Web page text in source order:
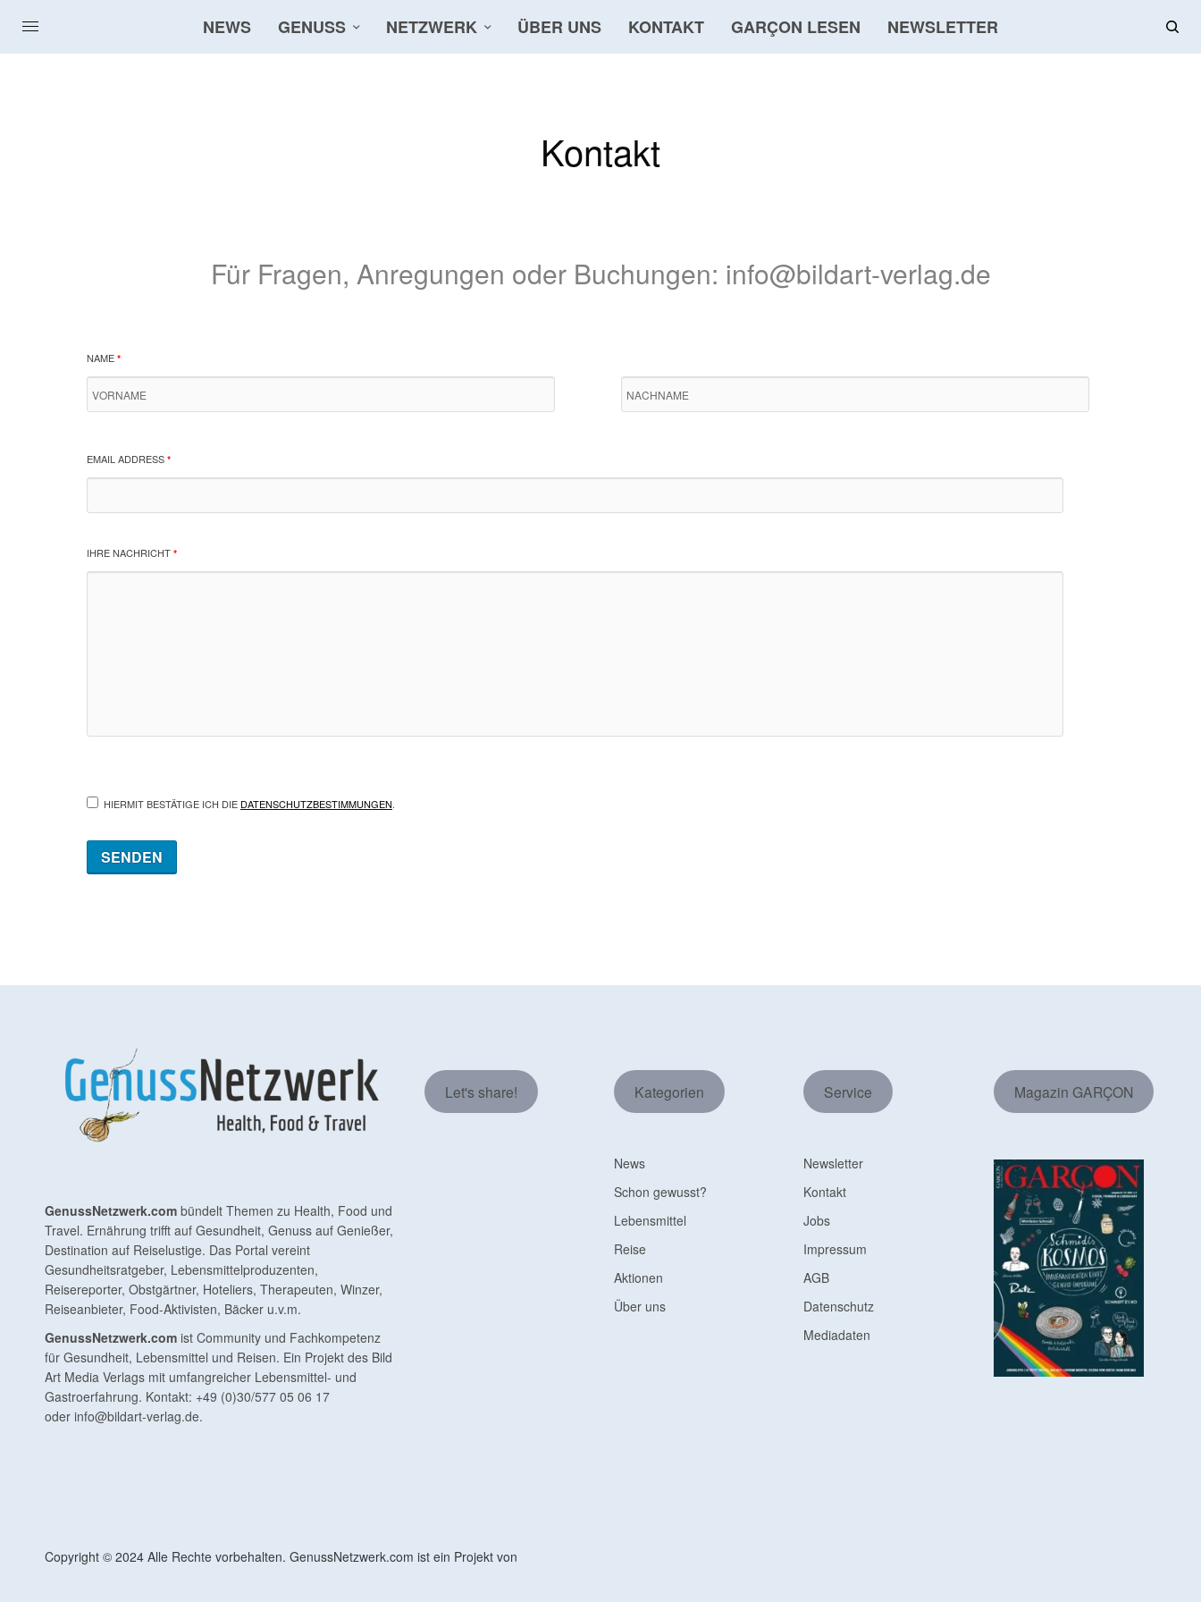
NEWS GENUSS NETZWERK ÜBER UNS KONTAKT GARÇON LESEN NEWSLETTER
Kontakt
Für Fragen, Anregungen oder Buchungen: info@bildart-verlag.de
NAME *
EMAIL ADDRESS *
IHRE NACHRICHT *
HIERMIT BESTÄTIGE ICH DIE DATENSCHUTZBESTIMMUNGEN.
GenussNetzwerk.com bündelt Themen zu Health, Food und
Travel. Ernährung trifft auf Gesundheit, Genuss auf Genießer,
Destination auf Reiselustige. Das Portal vereint
Gesundheitsratgeber, Lebensmittelproduzenten,
Reisereporter, Obstgärtner, Hoteliers, Therapeuten, Winzer,
Reiseanbieter, Food-Aktivisten, Bäcker u.v.m.
GenussNetzwerk.com ist Community und Fachkompetenz
für Gesundheit, Lebensmittel und Reisen. Ein Projekt des Bild
Art Media Verlags mit umfangreicher Lebensmittel- und
Gastroerfahrung. Kontakt: +49 (0)30/577 05 06 17
oder info@bildart-verlag.de.
Let's share! Kategorien
News
Schon gewusst?
Lebensmittel
Reise
Aktionen
Über uns
Service
Newsletter
Kontakt
Jobs
Impressum
AGB
Datenschutz
Mediadaten
Magazin GARÇON
Copyright © 2024 Alle Rechte vorbehalten. GenussNetzwerk.com ist ein Projekt von